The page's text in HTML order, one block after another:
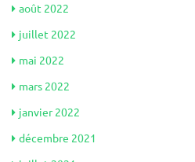
août 2022
juillet 2022
mai 2022
mars 2022
janvier 2022
décembre 2021